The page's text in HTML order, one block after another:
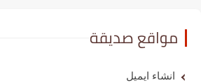
مواقع صديقة
انشاء ايميل